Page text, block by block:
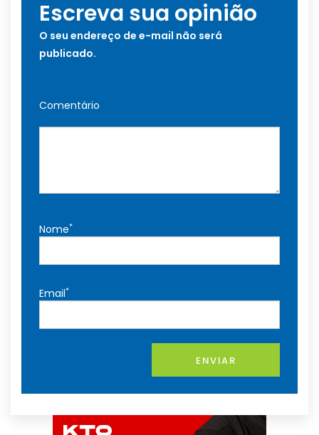
Escreva sua opinião
O seu endereço de e-mail não será
publicado.
Comentário
Nome*
Email*
ENVIAR